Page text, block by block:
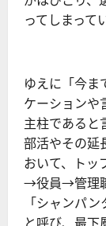
ってしまって
ゆえに「今ま
ケーションや
主柱であると
部活やその延
おいて、トッ
→役員→管理
「シャンパ